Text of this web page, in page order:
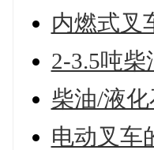
内燃式叉
2-3.5吨
柴油/液
电动叉车